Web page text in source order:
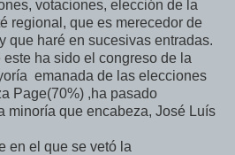
votaciones, elección de la
regional, que es merecedor de
que haré en sucesivas entradas.
ha sido el congreso de la
emanada de las elecciones
Page(70%) ,ha pasado
minoría que encabeza, José Luís
en el que se vetó la